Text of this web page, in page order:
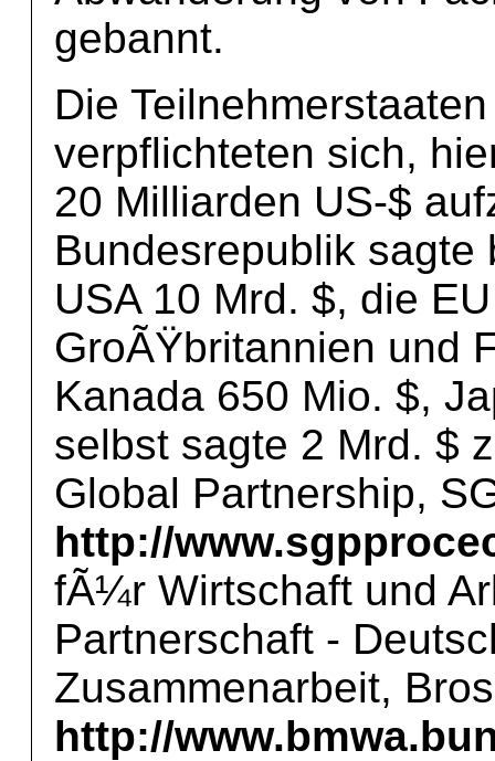
gebannt.
Die
verpflichteten sich,
20 Milliarden US-$
Bundesrepublik sagte
USA 10 Mrd. $, die
GroÃŸbritannien und
Kanada 650 Mio. $,
selbst sagte 2 Mrd. $
Global Partnership,
http://
fÃ¼r Wirtschaft und
Partnerschaft -
Zusammenarbeit,
http://